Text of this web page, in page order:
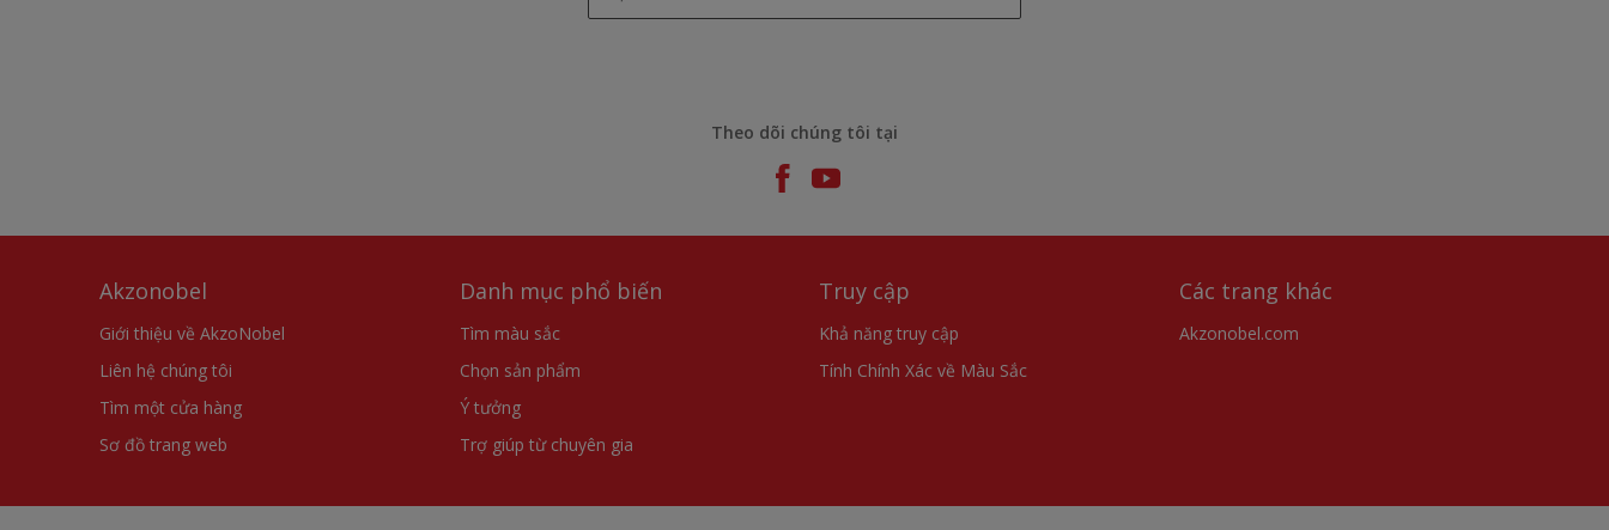
Theo dõi chúng tôi tại
Akzonobel
Giới thiệu về AkzoNobel
Liên hệ chúng tôi
Tìm một cửa hàng
Sơ đồ trang web
Danh mục phổ biến
Tìm màu sắc
Chọn sản phẩm
Ý tưởng
Trợ giúp từ chuyên gia
Truy cập
Khả năng truy cập
Tính Chính Xác về Màu Sắc
Các trang khác
Akzonobel.com